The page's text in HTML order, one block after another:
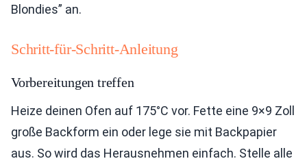
Blondies” an.
Schritt-für-Schritt-Anleitung
Vorbereitungen treffen
Heize deinen Ofen auf 175°C vor. Fette eine 9×9 Zoll
große Backform ein oder lege sie mit Backpapier
aus. So wird das Herausnehmen einfach. Stelle alle